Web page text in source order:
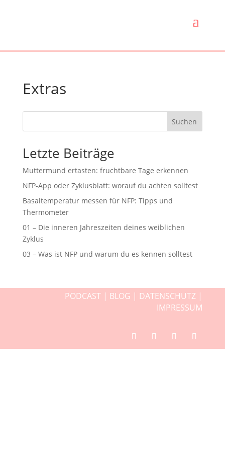
Extras
Suchen
Letzte Beiträge
Muttermund ertasten: fruchtbare Tage erkennen
NFP-App oder Zyklusblatt: worauf du achten solltest
Basaltemperatur messen für NFP: Tipps und
Thermometer
01 – Die inneren Jahreszeiten deines weiblichen
Zyklus
03 – Was ist NFP und warum du es kennen solltest
PODCAST | BLOG | DATENSCHUTZ |
IMPRESSUM